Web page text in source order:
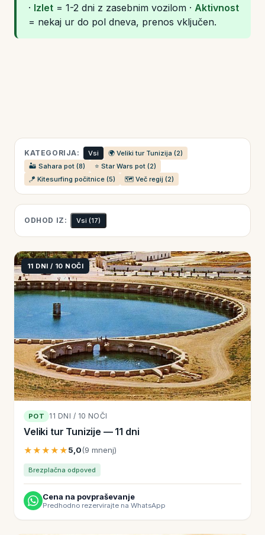
· Izlet = 1-2 dni z zasebnim vozilom · Aktivnost
= nekaj ur do pol dneva, prenos vključen.
KATEGORIJA: Vsi
🌍 Veliki tur Tunizija (2)
🏜️ Sahara pot (8)
⭐ Star Wars pot (2)
🪁 Kitesurfing počitnice (5)
🗺️ Več regij (2)
ODHOD IZ: Vsi(17)
11 DNI / 10 NOČI
POT 11 DNI / 10 NOČI
Veliki tur Tunizije — 11 dni
★★★★★5,0(9 mnenj)
Brezplačna odpoved
Cena na povpraševanje
Predhodno rezervirajte na WhatsApp